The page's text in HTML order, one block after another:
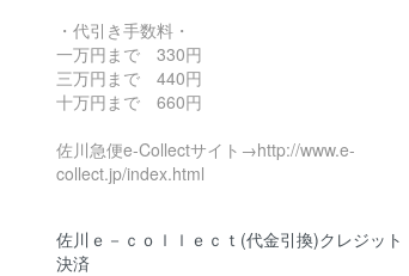
・代引き手数料・
一万円まで 330円
三万円まで 440円
十万円まで 660円
佐川急便e-Collectサイト→http://www.e-
collect.jp/index.html
佐川ｅ－ｃｏｌｌｅｃｔ(代金引換)クレジット
決済